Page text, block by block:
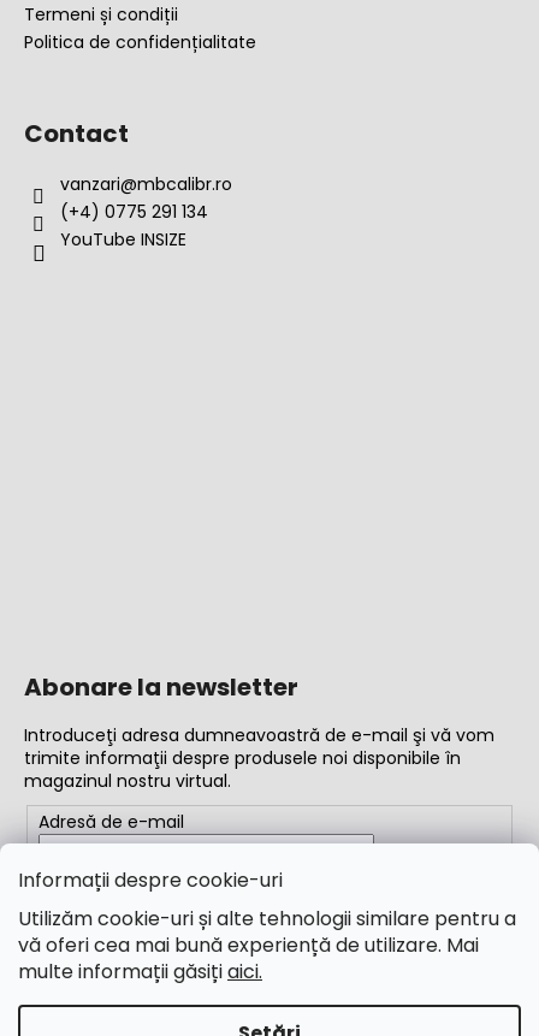
Informații despre cookie-uri
Utilizăm cookie-uri și alte tehnologii similare pentru a
vă oferi cea mai bună experiență de utilizare. Mai
multe informații găsițiaici.
Termeni și condiții
Politica de confidențialitate
Contact
vanzari@mbcalibr.ro
(+4) 0775 291 134
YouTube INSIZE
Abonare la newsletter
Introduceţi adresa dumneavoastră de e-mail şi vă vom
trimite informaţii despre produsele noi disponibile în
magazinul nostru virtual.
Adresă de e-mail
Completând adresa de e-mail, acceptați
condițiile
ABONARE